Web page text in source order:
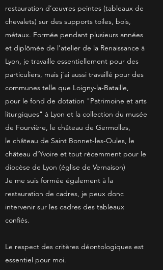
restauration d’œuvres peintes (tableaux de
chevalets) sur des supports toiles, bois,
métaux. Formée pendant plusieurs années
et diplômée de l'atelier de la Renaissance à
Lyon, je travaille essentiellement pour des
particuliers, mais j'ai aussi travaillé pour des
communes telle que Loigny-la-Bataille,
pour le fond de dotation "Patrimoine et arts
liturgiques" à Lyon et la collection du musée
de Fourvière, le château de Germolles,
le château de Saint Bonnet-les-Oules, le
château d'Yvoire et tout récemment pour le
diocèse de Lyon (église de Vernaison)
Je me suis formée également à la
restauration de cadres, je peux donc
intervenir sur les cadres des tableaux
confiés.
Le respect des critères déontologiques est
essentiel pour moi.